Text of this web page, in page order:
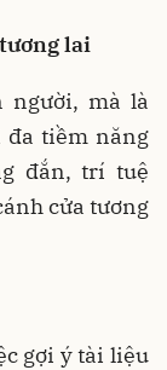
lai
người, mà là
đa tiềm năng
đắn, trí tuệ
cửa tương
gợi ý tài liệu